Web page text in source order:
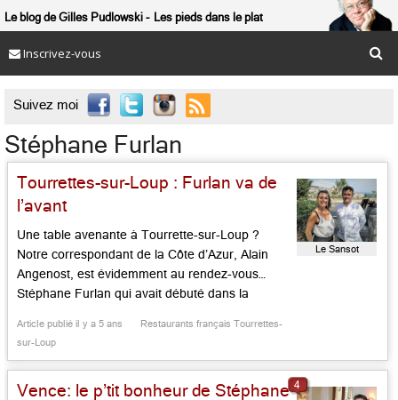
Le blog de Gilles Pudlowski Les pieds dans le plat
Inscrivez-vous
Suivez moi 
Stéphane Furlan
Tourrettes-sur-Loup : Furlan va de
l’avant
Une table avenante à Tourrette-sur-Loup ?
Notre correspondant de la Côte d’Azur, Alain
Angenost, est évidemment au rendez-vous…
Stéphane Furlan qui avait débuté dans la
de l’An II à Phalsbourg, avait été, de 2003 à
2005, sous-chef des cuisines du Martinez à
Cannes sous les ordres […]...
Article publié il y a 5 ans
Restaurants français Tourrettes-
sur-Loup
Le Sansot
Vence: le p’tit bonheur de Stéphane 4